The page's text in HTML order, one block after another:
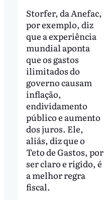
Storfer, da Anefac,
por exemplo, diz
que a experiência
mundial aponta
que os gastos
ilimitados do
governo causam
inflação,
endividamento
público e aumento
dos juros. Ele,
aliás, diz que o
Teto de Gastos, por
ser claro e rígido, é
a melhor regra
fiscal.